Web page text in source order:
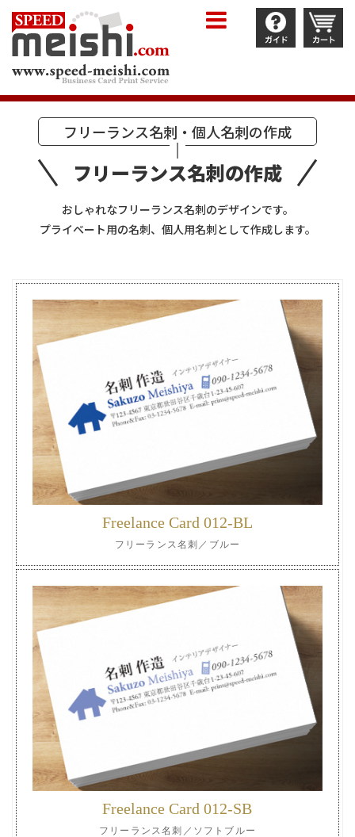
フリーランス名刺・個人名刺の作成
フリーランス名刺の作成
おしゃれなフリーランス名刺のデザインです。
プライベート用の名刺、個人用名刺として作成します。
Freelance Card 012-BL
フリーランス名刺／ブルー
Freelance Card 012-SB
フリーランス名刺／ソフトブルー